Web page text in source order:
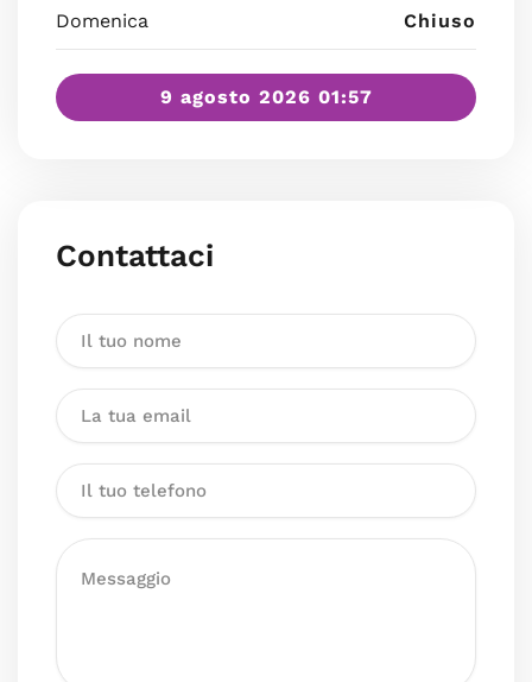
Domenica Chiuso
9 agosto 2026 01:57
Contattaci